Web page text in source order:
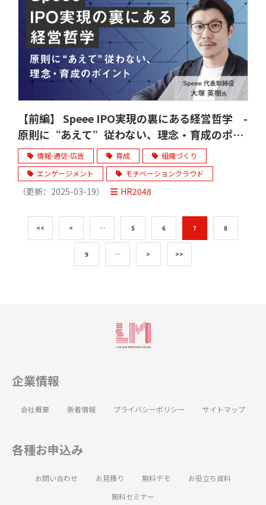
【前編】 Speee IPO実現の裏にある経営哲学 -
原則に“あえて”従わない、理念・育成のポイ
ント-情報-通信-広告 育成
組織づくり
エンゲージメント
モチベーションクラウド
（更新： 2025-03-19） HR2048
<< < … 5 6 7 8
9 … > >>
企業情報
会社概要 新着情報 プライバシーポリシー サイトマップ
各種お申込み
お問い合わせ お見積り 無料デモ
お役立ち資料
無料セミナー